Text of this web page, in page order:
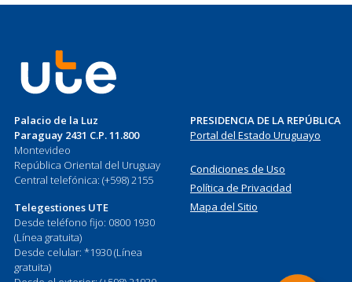
Palacio de la Luz
Paraguay 2431 C.P. 11.800
Montevideo
República Oriental del Uruguay
Central telefónica: (+598) 2155
Telegestiones UTE
Desde teléfono fijo: 0800 1930
(Línea gratuita)
Desde celular: *1930 (Línea
gratuita)
PRESIDENCIA DE LA REPÚBLICA
Portal del Estado Uruguayo
Condiciones de Uso
Política de Privacidad
Mapa del Sitio